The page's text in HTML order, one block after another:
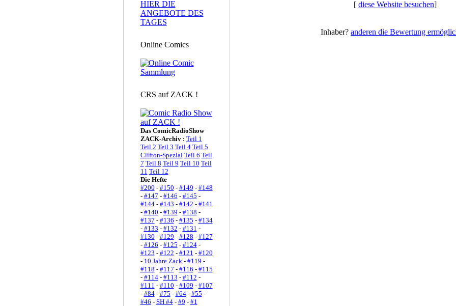
HIER DIE
ANGEBOTE DES
TAGES
Online Comics
CRS auf ZACK !
Das ComicRadioShow
ZACK-Archiv : Teil 1
Teil 2 Teil 3 Teil 4 Teil 5
Clifton-Spezial Teil 6 Teil
7 Teil 8 Teil 9 Teil 10 Teil
11 Teil 12
Die Hefte
#200 - #150 - #149 - #148
- #147 - #146 - #145 -
#144- #143 - #142 - #141
- #140 - #139 - #138 -
#137 - #136 - #135 - #134
- #133 - #132 - #131 -
#130 - #129 - #128 - #127
- #126 - #125 - #124-
#123 - #122 - #121 - #120
- 10 Jahre Zack- #119 -
#118 - #117 - #116 - #115
- #114- #113 - #112 -
#111 - #110 - #109 - #107
- #84- #75 - #64- #55 -
#46 - SH #4- #9 - #1
[ diese Website besuchen]
Inhaber? anderen die Bewertung